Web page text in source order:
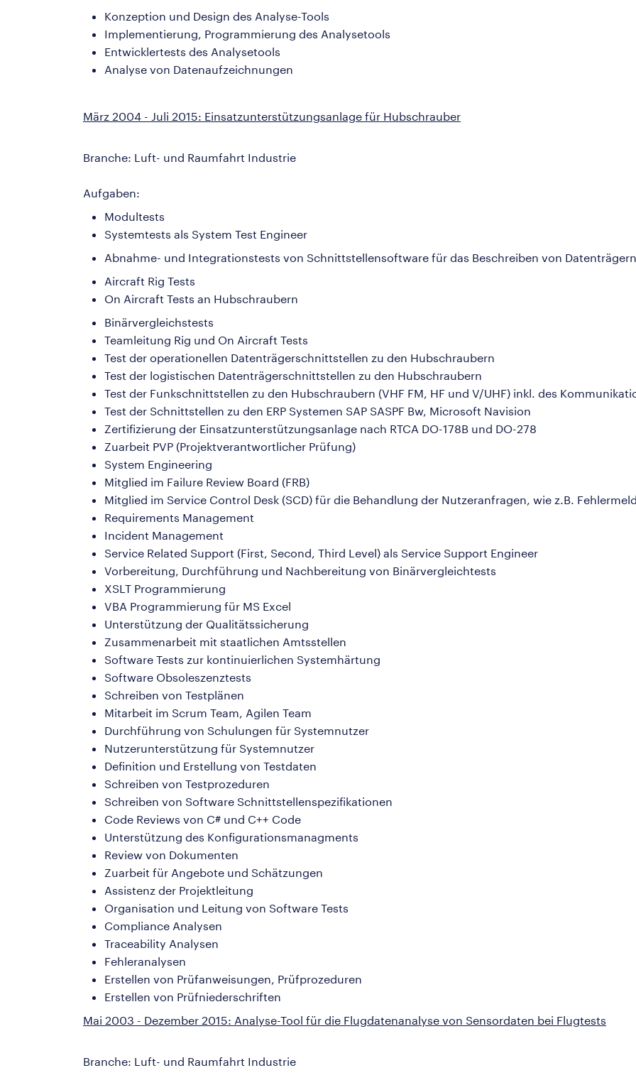
Konzeption und Design des Analyse-Tools
Implementierung, Programmierung des Analysetools
Entwicklertests des Analysetools
Analyse von Datenaufzeichnungen
März 2004 - Juli 2015: Einsatzunterstützungsanlage für Hubschrauber
Branche: Luft- und Raumfahrt Industrie
Aufgaben:
Modultests
Systemtests als System Test Engineer
Abnahme- und Integrationstests von Schnittstellensoftware für das Beschreiben von
Aircraft Rig Tests
On Aircraft Tests an Hubschraubern
Binärvergleichstests
Teamleitung Rig und On Aircraft Tests
Test der operationellen Datenträgerschnittstellen zu den Hubschraubern
Test der logistischen Datenträgerschnittstellen zu den Hubschraubern
Test der Funkschnittstellen zu den Hubschraubern (VHF FM, HF und V/UHF) inkl. des
Test der Schnittstellen zu den ERP Systemen SAP SASPF Bw, Microsoft Navision
Zertifizierung der Einsatzunterstützungsanlage nach RTCA DO-178B und DO-278
Zuarbeit PVP (Projektverantwortlicher Prüfung)
System Engineering
Mitglied im Failure Review Board (FRB)
Mitglied im Service Control Desk (SCD) für die Behandlung der Nutzeranfragen, wie z.B.
Requirements Management
Incident Management
Service Related Support (First, Second, Third Level) als Service Support Engineer
Vorbereitung, Durchführung und Nachbereitung von Binärvergleichtests
XSLT Programmierung
VBA Programmierung für MS Excel
Unterstützung der Qualitätssicherung
Zusammenarbeit mit staatlichen Amtsstellen
Software Tests zur kontinuierlichen Systemhärtung
Software Obsoleszenztests
Schreiben von Testplänen
Mitarbeit im Scrum Team, Agilen Team
Durchführung von Schulungen für Systemnutzer
Nutzerunterstützung für Systemnutzer
Definition und Erstellung von Testdaten
Schreiben von Testprozeduren
Schreiben von Software Schnittstellenspezifikationen
Code Reviews von C# und C++ Code
Unterstützung des Konfigurationsmanagments
Review von Dokumenten
Zuarbeit für Angebote und Schätzungen
Assistenz der Projektleitung
Organisation und Leitung von Software Tests
Compliance Analysen
Traceability Analysen
Fehleranalysen
Erstellen von Prüfanweisungen, Prüfprozeduren
Erstellen von Prüfniederschriften
Mai 2003 - Dezember 2015: Analyse-Tool für die Flugdatenanalyse von Sensordaten bei Flugtests
Branche: Luft- und Raumfahrt Industrie